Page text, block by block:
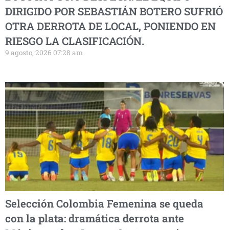
DIRIGIDO POR SEBASTIÁN BOTERO SUFRIÓ
OTRA DERROTA DE LOCAL, PONIENDO EN
RIESGO LA CLASIFICACIÓN.
9 agosto, 2026 07:28 am
Selección Colombia Femenina se queda
con la plata: dramática derrota ante